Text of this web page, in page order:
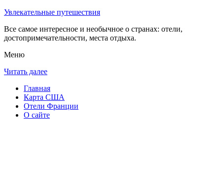
Увлекательные путешествия
Все самое интересное и необычное о странах: отели,
достопримечательности, места отдыха.
Меню
Читать далее
Главная
Карта США
Отели Франции
О сайте